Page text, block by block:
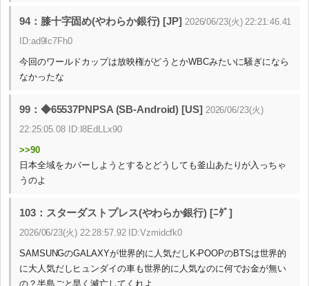
94：膝十字固め(やわらか銀行) [JP] 2026/06/23(火) 22:21:46.41
ID:ad9Ic7Fh0
今回のワールドカップは放映権がどうとかWBCみたいに騒ぎになら
なかったな
99：◆65537PNPSA (SB-Android) [US] 2026/06/23(火)
22:25:05.08 ID:I8EdLLx90
>>90
日本全域をカバーしようとするとどうしても釜山あたりが入っちゃ
うのよ
103：スターダストプレス(やわらか銀行) [ﾆﾀﾞ]
2026/06/23(火) 22:28:57.92 ID:Vzmidcfk0
SAMSUNGのGALAXYが世界的に人気だしK-POOPのBTSは世界的
に大人気だしヒュンダイの車も世界的に人気なのに何でお金が無い
の？半島ごと早く滅亡してくれよ